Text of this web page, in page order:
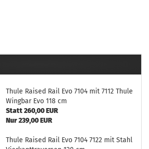
Thule Raised Rail Evo 7104 mit 7112 Thule
Wingbar Evo 118 cm
Statt 260,00 EUR
Nur 239,00 EUR
Thule Raised Rail Evo 7104 7122 mit Stahl